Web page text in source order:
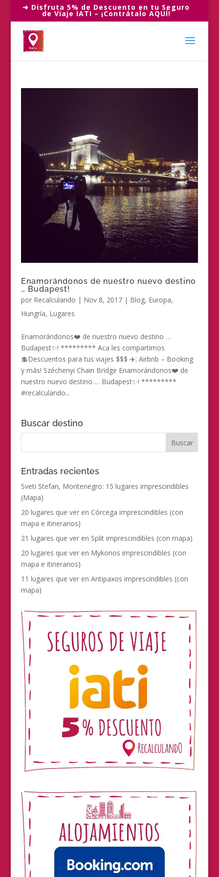
➜ Disfruta 5% de Descuento en tu Seguro
de Viaje IATI – ¡Contrátalo AQUÍ!
Enamorándonos de nuestro nuevo destino
… Budapest!
por Recalculando | Nov 8, 2017| Blog, Europa,
Hungría, Lugares
Enamorándonos❤️ de nuestro nuevo destino …
Budapest✨! ********* Aca les compartimos
💲Descuentos para tus viajes $$$ ✈️: Airbnb – Booking
y más! Széchenyi Chain Bridge Enamorándonos❤️ de
nuestro nuevo destino … Budapest✨! *********
#recalculando...
Buscar destino
Entradas recientes
Sveti Stefan, Montenegro: 15 lugares imprescindibles
(Mapa)
20 lugares que ver en Córcega imprescindibles (con
mapa e itinerarios)
21 lugares que ver en Split imprescindibles (con mapa)
20 lugares que ver en Mykonos imprescindibles (con
mapa e itinerarios)
11 lugares que ver en Antipaxos imprescindibles (con
mapa)